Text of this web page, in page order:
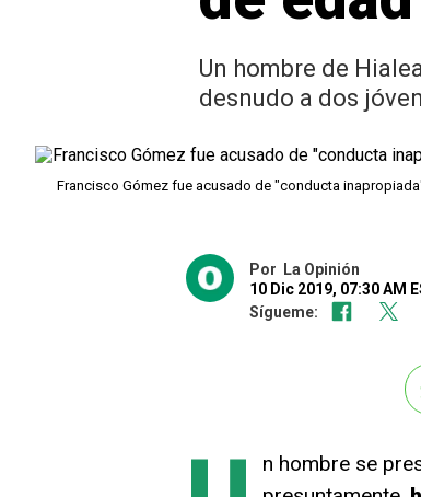
Un hombre de
desnudo a dos
Francisco Gómez fue acusado de "conducta
Por
La Opinión
10 Dic 2019, 07:30 AM
Sígueme:
n hombre se